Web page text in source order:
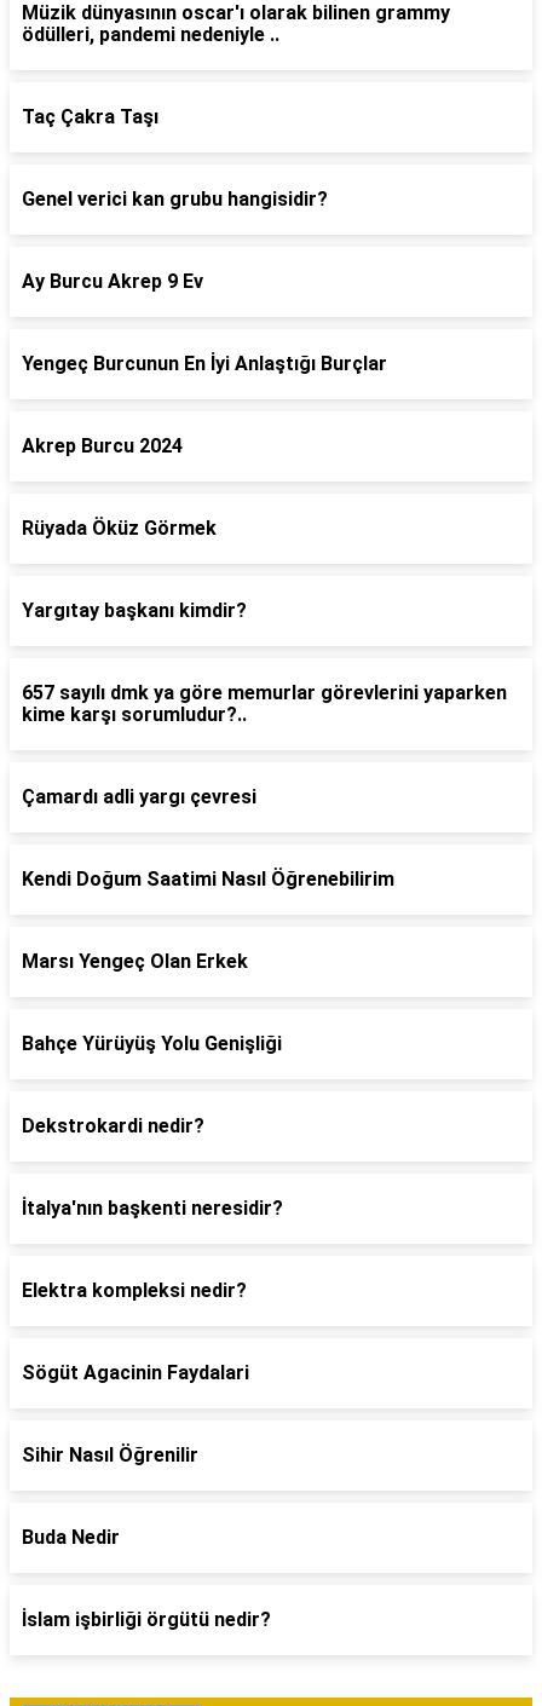
Müzik dünyasının oscar'ı olarak bilinen grammy
ödülleri, pandemi nedeniyle ..
Taç Çakra Taşı
Genel verici kan grubu hangisidir?
Ay Burcu Akrep 9 Ev
Yengeç Burcunun En İyi Anlaştığı Burçlar
Akrep Burcu 2024
Rüyada Öküz Görmek
Yargıtay başkanı kimdir?
657 sayılı dmk ya göre memurlar görevlerini yaparken
kime karşı sorumludur?..
Çamardı adli yargı çevresi
Kendi Doğum Saatimi Nasıl Öğrenebilirim
Marsı Yengeç Olan Erkek
Bahçe Yürüyüş Yolu Genişliği
Dekstrokardi nedir?
İtalya'nın başkenti neresidir?
Elektra kompleksi nedir?
Sögüt Agacinin Faydalari
Sihir Nasıl Öğrenilir
Buda Nedir
İslam işbirliği örgütü nedir?